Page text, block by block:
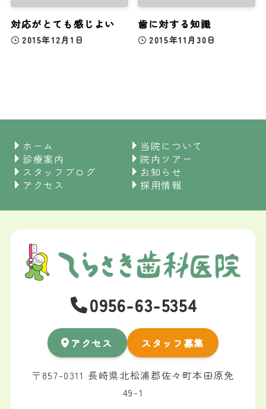
対応がとても感じよい
2015年12月1日
歯に対する知識
2015年11月30日
ホーム
当院について
診療案内
院内ツアー
スタッフブログ
お知らせ
アクセス
採用情報
0956-63-5354
アクセス スタッフ募集
〒857-0311 長崎県北松浦郡佐々町本田原免
49-1